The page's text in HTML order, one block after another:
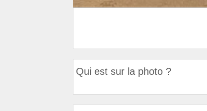
Qui est sur la photo ?